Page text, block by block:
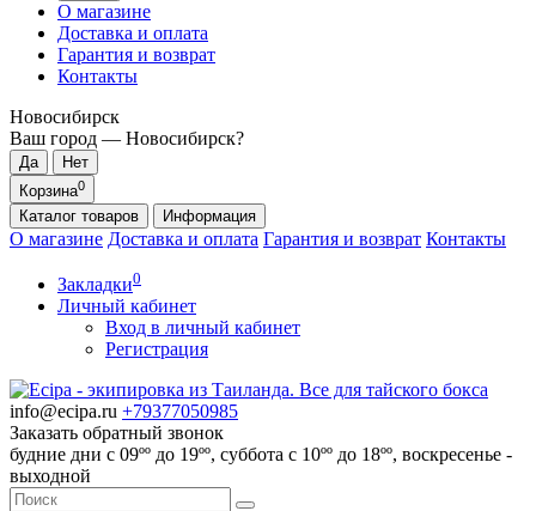
О магазине
Доставка и оплата
Гарантия и возврат
Контакты
Новосибирск
Ваш город — Новосибирск?
Корзина0
Каталог товаров Информация
О магазине Доставка и оплата Гарантия и возврат Контакты
Закладки0
Личный кабинет
Вход в личный кабинет
Регистрация
info@ecipa.ru +79377050985
Заказать обратный звонок
будние дни с 09ºº до 19ºº, суббота с 10ºº до 18ºº, воскресенье -
выходной